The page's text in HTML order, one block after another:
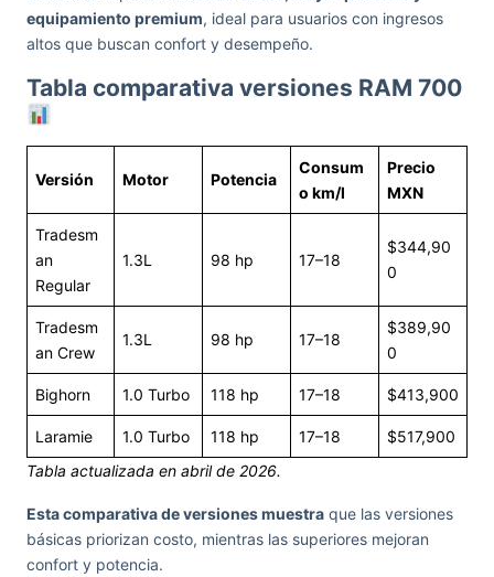
equipamiento premium, ideal para usuarios con ingresos
altos que buscan confort y desempeño.
Tabla comparativa versiones RAM 700
Versión Motor Potencia
Consum
o km/l
Precio
MXN
Tradesm
an
Regular
1.3L 98 hp 17–18
$344,90
0
Tradesm
an Crew
1.3L 98 hp 17–18
$389,90
0
Bighorn 1.0 Turbo 118 hp 17–18 $413,900
Laramie 1.0 Turbo 118 hp 17–18
$517,900
Tabla actualizada en abril de 2026.
Esta comparativa de versiones muestra que las versiones
básicas priorizan costo, mientras las superiores mejoran
confort y potencia.